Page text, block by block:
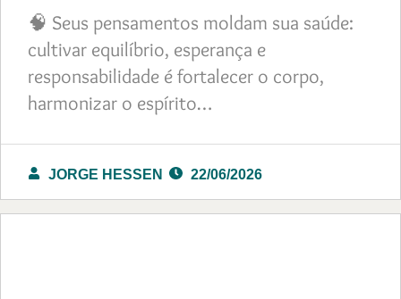
🧠 Seus pensamentos moldam sua saúde:
cultivar equilíbrio, esperança e
responsabilidade é fortalecer o corpo,
harmonizar o espírito…
JORGE HESSEN 22/06/2026